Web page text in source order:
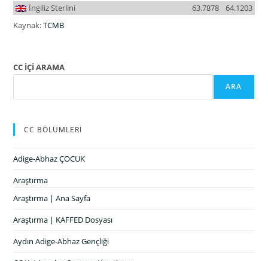
İngiliz Sterlini
64.1203
63.7878
Kaynak:TCMB
CC İÇİ ARAMA
ARA
CC BÖLÜMLERİ
Adige-Abhaz ÇOCUK
Araştırma
Araştırma | Ana Sayfa
Araştırma | KAFFED Dosyası
Aydın Adige-Abhaz Gençliği